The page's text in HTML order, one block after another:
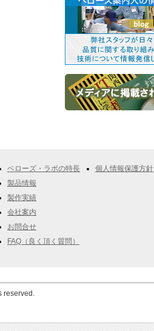
ベローズ・ラボの特長
製品情報
製作実績
会社案内
お問合せ
FAQ（良く頂く質問）
個人情報保護方針
reserved.